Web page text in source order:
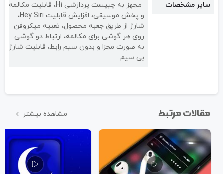
سایر مشخصات
مجهز به چیپست پردازشی H1، قابلیت مکالمه
و پخش موسیقی، افزایش قابلیت Hey Siri،
شارژ از طریق جعبه محصول، تعبیه میکروفن
روی هر گوشی برای مکالمه، ارتباط دو گوشی
به صورت مجزا و بدون سیم رابط، قابلیت شارژ
بی سیم
مقالات مرتبط مشاهده بیشتر